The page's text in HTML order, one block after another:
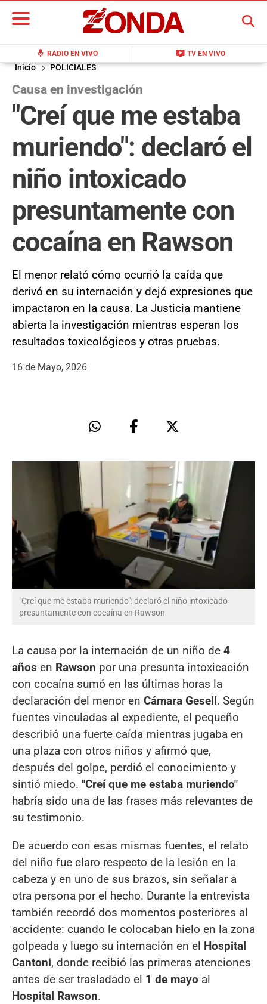
mic RADIO EN VIVO live_tv TV EN VIVO
BUSCAR
Inicio POLICIALES
Causa en investigación
"Creí que me estaba
muriendo": declaró el
niño intoxicado
presuntamente con
cocaína en Rawson
El menor relató cómo ocurrió la caída que
derivó en su internación y dejó expresiones que
impactaron en la causa. La Justicia mantiene
abierta la investigación mientras esperan los
resultados toxicológicos y otras pruebas.
16 de Mayo, 2026
"Creí que me estaba muriendo": declaró el niño intoxicado
presuntamente con cocaína en Rawson
La causa por la internación de un niño de 4
años en Rawson por una presunta intoxicación
con cocaína sumó en las últimas horas la
declaración del menor en Cámara Gesell. Según
fuentes vinculadas al expediente, el pequeño
describió una fuerte caída mientras jugaba en
una plaza con otros niños y afirmó que,
después del golpe, perdió el conocimiento y
sintió miedo. "Creí que me estaba muriendo"
habría sido una de las frases más relevantes de
su testimonio.
De acuerdo con esas mismas fuentes, el relato
del niño fue claro respecto de la lesión en la
cabeza y en uno de sus brazos, sin señalar a
otra persona por el hecho. Durante la entrevista
también recordó dos momentos posteriores al
accidente: cuando le colocaban hielo en la zona
golpeada y luego su internación en el Hospital
Cantoni, donde recibió las primeras atenciones
antes de ser trasladado el 1 de mayo al
Hospital Rawson.